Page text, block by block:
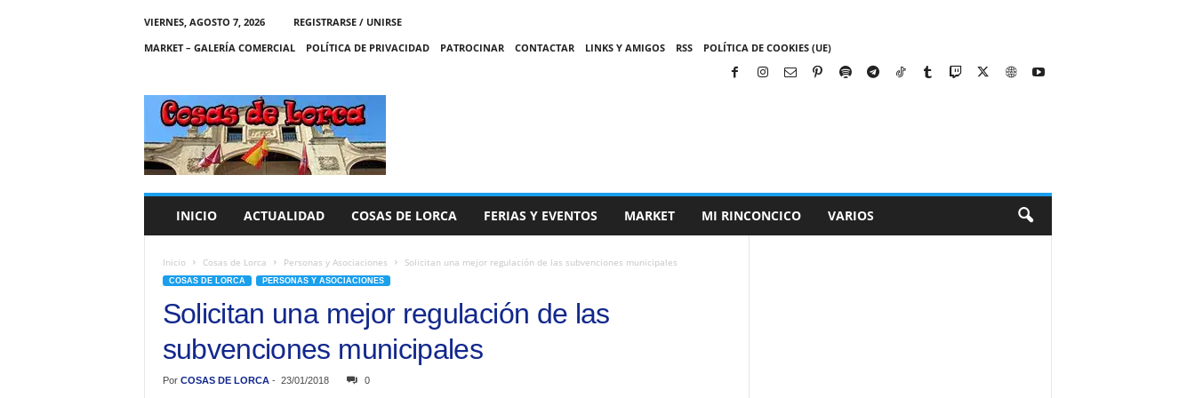
VIERNES, AGOSTO 7, 2026
REGISTRARSE / UNIRSE
MARKET – GALERÍA COMERCIAL
POLÍTICA DE PRIVACIDAD PATROCINAR CONTACTAR LINKS Y AMIGOS RSS POLÍTICA DE COOKIES (UE)
C
A
S
INICIO ACTUALIDAD COSAS DE LORCA FERIAS Y EVENTOS MARKET MI RINCONCICO VARIOS
Inicio Cosas de Lorca Personas y Asociaciones Solicitan una mejor regulación de las subvenciones municipales
COSAS DE LORCA PERSONAS Y ASOCIACIONES
Solicitan una mejor regulación de las
subvenciones municipales
Por COSAS DE LORCA- 23/01/2018 0